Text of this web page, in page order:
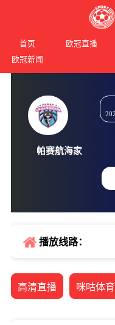
首页 欧冠直播
欧冠新闻
播放线路：
高清直播 咪咕体育